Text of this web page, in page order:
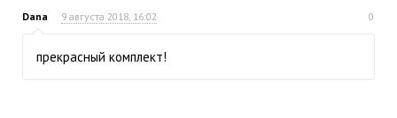
Dana 9 августа 2018, 16:02 0
прекрасный комплект!